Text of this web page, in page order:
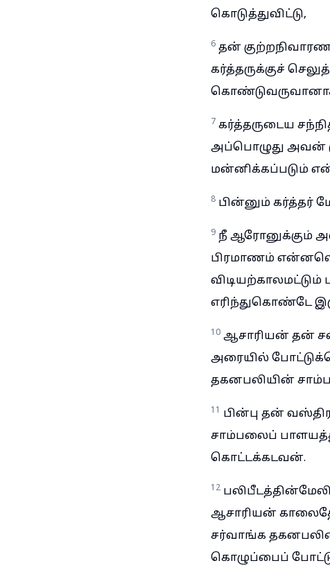
கொடுத்துவிட்டு,
6 தன்
கர்த்தருக்குச்
7 கர்த்தருடைய
அப்பொழுது அவன்
மன்னிக்கப்படும்
8 பின்னும் கர்த்தர்
9 நீ ஆரோனுக்கும்
பிரமாணம்
எரிந்துகொண்டே
10 ஆசாரியன் தன்
அரையில்
தகனபலியின்
11 பின்பு தன்
சாம்பலைப்
கொட்டக்கடவன்.
12
ஆசாரியன்
சர்வாங்க
கொழுப்பைப்